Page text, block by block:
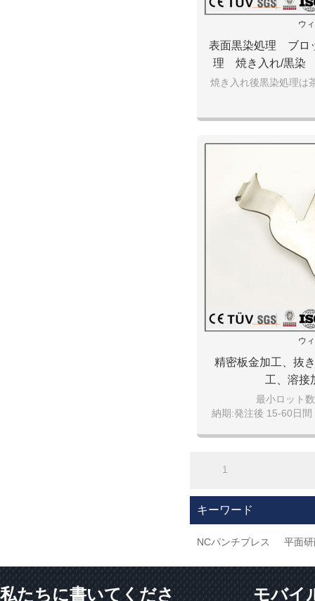
ウ
表面黒染処理 ブロ
理 焼き入れ/黒染
焼き入れ後黒染処理は
ウ
精密板金加工、抜
工、溶接
最小ロット
納期:発注後 15-60日
支払い条件: T/T
1
キーワード
NCパンチプレス 平面
私たちに書いてくださ モバイ